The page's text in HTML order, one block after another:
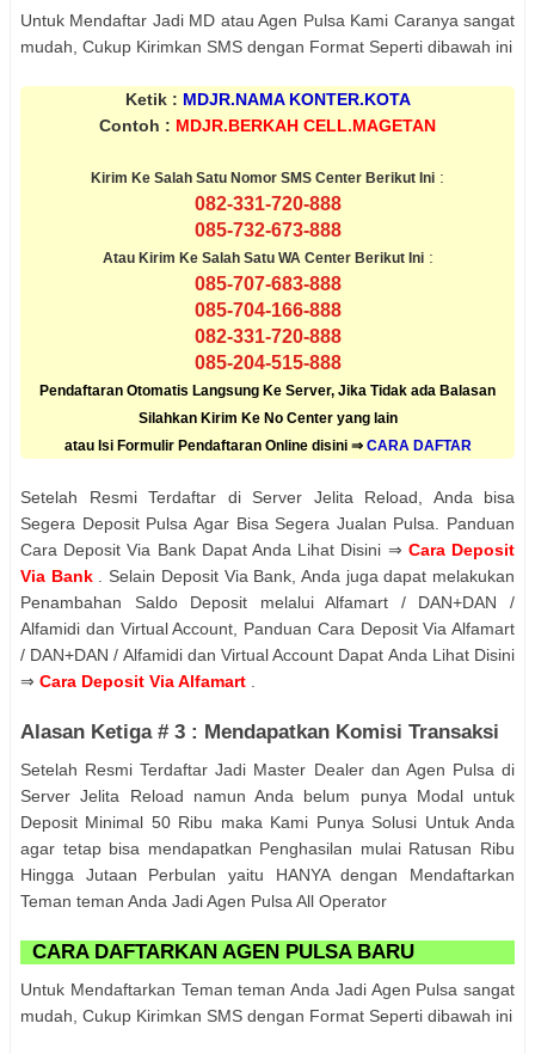
Untuk Mendaftar Jadi MD atau Agen Pulsa Kami Caranya sangat
mudah, Cukup Kirimkan SMS dengan Format Seperti dibawah ini
Ketik : MDJR.NAMA KONTER.KOTA
Contoh : MDJR.BERKAH CELL.MAGETAN
Kirim Ke Salah Satu Nomor SMS Center Berikut Ini :
082-331-720-888
085-732-673-888
Atau Kirim Ke Salah Satu WA Center Berikut Ini:
085-707-683-888
085-704-166-888
082-331-720-888
085-204-515-888
Pendaftaran Otomatis Langsung Ke Server, Jika Tidak ada Balasan
Silahkan Kirim Ke No Center yang lain
atau Isi Formulir Pendaftaran Online disini ⇒ CARA DAFTAR
Setelah Resmi Terdaftar di Server Jelita Reload, Anda bisa
Segera Deposit Pulsa Agar Bisa Segera Jualan Pulsa. Panduan
Cara Deposit Via Bank Dapat Anda Lihat Disini ⇒ Cara Deposit
Via Bank . Selain Deposit Via Bank, Anda juga dapat melakukan
Penambahan Saldo Deposit melalui Alfamart / DAN+DAN /
Alfamidi dan Virtual Account, Panduan Cara Deposit Via Alfamart
/ DAN+DAN / Alfamidi dan Virtual Account Dapat Anda Lihat Disini
⇒ Cara Deposit Via Alfamart .
Alasan Ketiga # 3 : Mendapatkan Komisi Transaksi
Setelah Resmi Terdaftar Jadi Master Dealer dan Agen Pulsa di
Server Jelita Reload namun Anda belum punya Modal untuk
Deposit Minimal 50 Ribu maka Kami Punya Solusi Untuk Anda
agar tetap bisa mendapatkan Penghasilan mulai Ratusan Ribu
Hingga Jutaan Perbulan yaitu HANYA dengan Mendaftarkan
Teman teman Anda Jadi Agen Pulsa All Operator
CARA DAFTARKAN AGEN PULSA BARU
Untuk Mendaftarkan Teman teman Anda Jadi Agen Pulsa sangat
mudah, Cukup Kirimkan SMS dengan Format Seperti dibawah ini